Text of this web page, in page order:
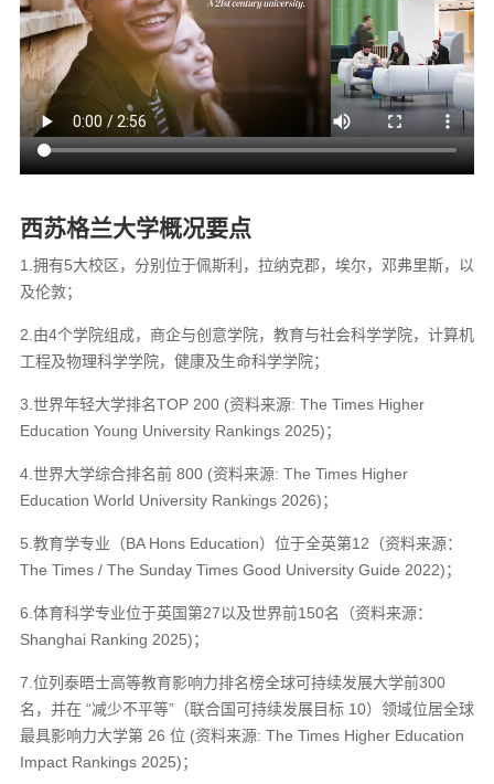
西苏格兰大学概况要点
1.拥有5大校区，分别位于佩斯利，拉纳克郡，埃尔，邓弗里斯，以
及伦敦；
2.由4个学院组成，商企与创意学院，教育与社会科学学院，计算机
工程及物理科学学院，健康及生命科学学院；
3.世界年轻大学排名TOP 200 (资料来源: The Times Higher
Education Young University Rankings 2025)；
4.世界大学综合排名前 800 (资料来源: The Times Higher
Education World University Rankings 2026)；
5.教育学专业（BA Hons Education）位于全英第12（资料来源：
The Times / The Sunday Times Good University Guide 2022)；
6.体育科学专业位于英国第27以及世界前150名（资料来源：
Shanghai Ranking 2025)；
7.位列泰晤士高等教育影响力排名榜全球可持续发展大学前300
名，并在 “减少不平等”（联合国可持续发展目标 10）领域位居全球
最具影响力大学第 26 位 (资料来源: The Times Higher Education
Impact Rankings 2025)；